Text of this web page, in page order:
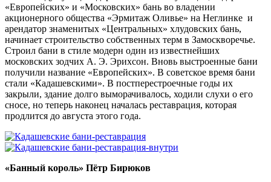
«Европейских» и «Московских» бань во владении
акционерного общества «Эрмитаж Оливье» на Неглинке и
арендатор знаменитых «Центральных» хлудовских бань,
начинает строительство собственных терм в Замоскворечье.
Строил бани в стиле модерн один из известнейших
московских зодчих А. Э. Эрихсон. Вновь выстроенные бани
получили название «Европейских». В советское время бани
стали «Кадашевскими». В постперестроечные годы их
закрыли, здание долго выморачивалось, ходили слухи о его
сносе, но теперь наконец началась реставрация, которая
продлится до августа этого года.
«Банный король» Пётр Бирюков